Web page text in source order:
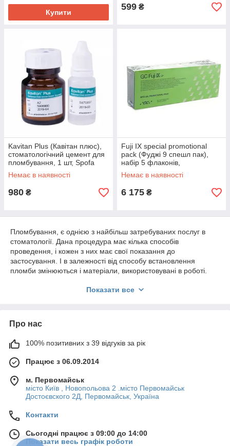
Купити
599 ₴
Kavitan Plus (Кавітан плюс),
стоматологічний цемент для
пломбування, 1 шт, Spofa
Dental (Чехія)
Немає в наявності
980 ₴
Fuji IX special promotional
pack (Фуджі 9 спешл пак),
набір 5 флаконів,
склоіономерний цемент, GC
Немає в наявності
6 175 ₴
Пломбування, є однією з найбільш затребуваних послуг в
стоматології. Дана процедура має кілька способів
проведення, і кожен з них має свої показання до
застосування. І в залежності від способу встановлення
пломби змінюються і матеріали, використовувані в роботі.
матеріал не є досить популярним матеріалом для
• Дуже висока міцність пломбування. За допомогою
пломбувального цементу пломба тримається дуже міцно
необмежену кількість часу;
• Простота використання. Даний цемент не має специфіки
використання, і робота з ним не доставляє ніяких
незручностей стоматолога;
• Швидкість полімеризації. Вона звичайно трохи нижче, ніж
у композитних матеріалів, однак у порівнянні з іншими, він
досить швидко приходить в робочий стан;
среди всех материалов для пломбировки.
пломбировки от всех известных производителей с гарантией
Показати все
Про нас
100% позитивних з 39 відгуків за рік
Працює з 06.09.2014
м. Первомайськ
місто Київ , Новопольова 2 .місто Первомайськ
Достоєвского 2Д, Первомайськ, Україна
Контакти
Сьогодні працює з 09:00 до 14:00
Показати весь графік роботи